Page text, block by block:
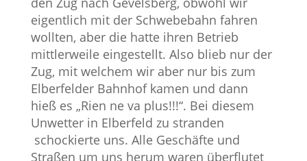
eigentlich mit der Schwebebahn fahren
wollten, aber die hatte ihren Betrieb
mittlerweile eingestellt. Also blieb nur der
Zug, mit welchem wir aber nur bis zum
Elberfelder Bahnhof kamen und dann
hieß es „Rien ne va plus!!!“. Bei diesem
Unwetter in Elberfeld zu stranden
schockierte uns. Alle Geschäfte und
Straßen um uns herum waren überflutet